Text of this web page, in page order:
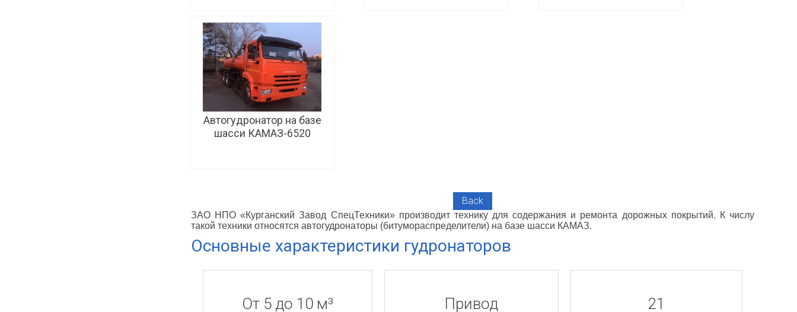
Автогудронатор на базе
шасси КАМАЗ-6520
Back
ЗАО НПО «Курганский Завод СпецТехники» производит технику для содержания и ремонта дорожных покрытий. К числу
такой техники относятся автогудронаторы (битумораспределители) на базе шасси КАМАЗ.
Основные характеристики гудронаторов
От 5 до 10 м³ Привод 21